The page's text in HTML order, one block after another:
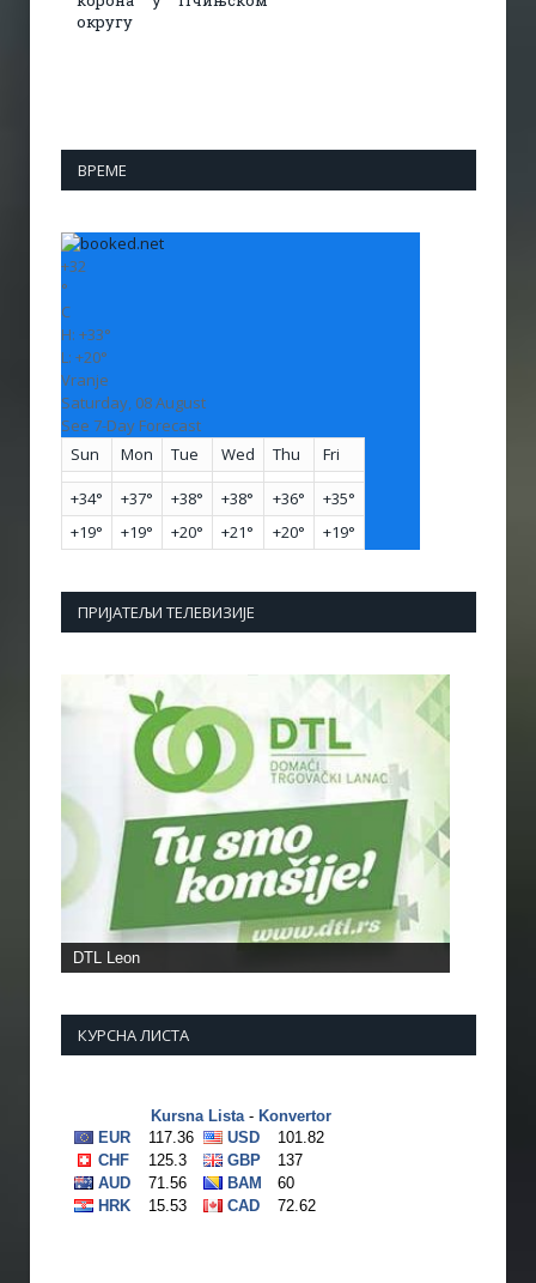
округу
ВРЕМЕ
+32
°
C
H: +33°
L: +20°
Vranje
Saturday, 08 August
See 7-Day Forecast
Sun
Mon Tue Wed Thu Fri
+34° +37° +38° +38° +36° +35°
+19° +19° +20° +21° +20° +19°
ПРИЈАТЕЉИ ТЕЛЕВИЗИЈЕ
КУРСНА ЛИСТА